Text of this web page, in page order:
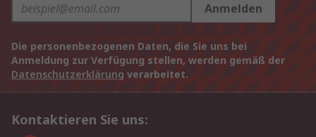
Anmelden
Die personenbezogenen Daten, die Sie uns bei
Anmeldung zur Verfügung stellen, werden gemäß der
Datenschutzerklärung verarbeitet.
Kontaktieren Sie uns: